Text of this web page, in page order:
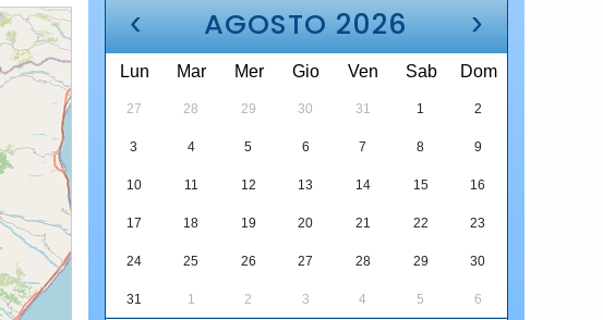
‹ AGOSTO 2026 ›
Lun Mar Mer Gio Ven Sab Dom
27 28 29 30 31 1 2
3 4 5 6 7 8 9
10 11 12 13 14 15 16
17 18 19 20 21 22 23
24 25 26 27 28 29 30
31 1 2 3 4 5 6